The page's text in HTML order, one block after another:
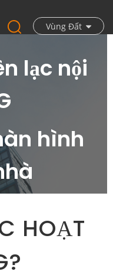
Vùng Đất
lạc nội
hình
HOẠT